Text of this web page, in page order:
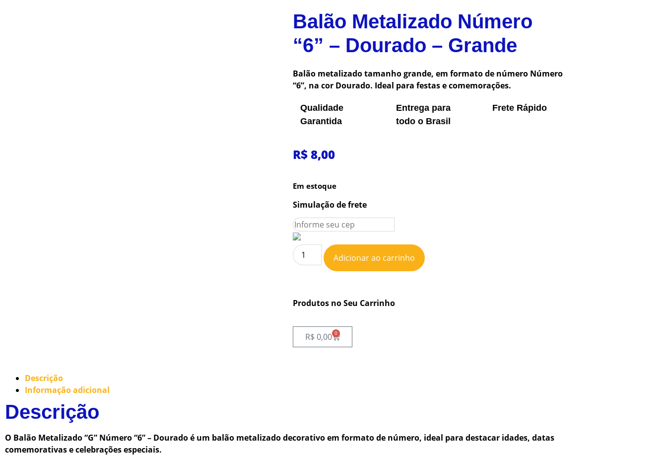
Balão Metalizado Número
“6” – Dourado – Grande
Balão metalizado tamanho grande, em formato de número Número
“6”, na cor Dourado. Ideal para festas e comemorações.
Qualidade
Garantida
Entrega para
todo o Brasil
Frete Rápido
R$8,00
Em estoque
Simulação de frete
Adicionar ao carrinho
Produtos no Seu Carrinho
R$ 0,00 0
Descrição
Informação adicional
Descrição
O Balão Metalizado “G” Número “6” – Dourado é um balão metalizado decorativo em formato de número, ideal para destacar idades, datas
comemorativas e celebrações especiais.